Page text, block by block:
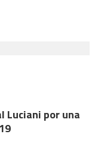
Luciani por una